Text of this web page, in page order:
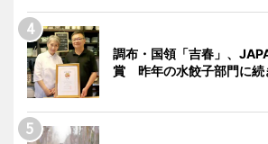
調布・国領「吉春」、
賞 昨年の水餃子部門に続